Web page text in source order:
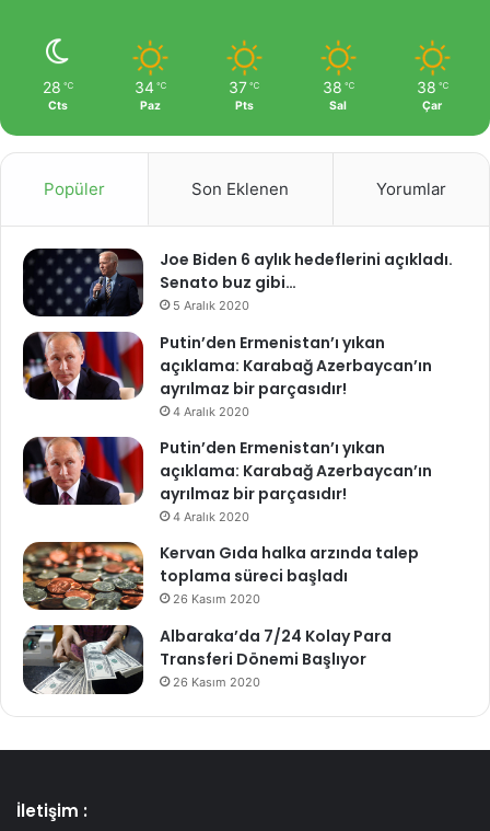
28 ℃
Cts
34 ℃
Paz
37 ℃
Pts
38 ℃
Sal
38 ℃
Çar
Popüler Son Eklenen Yorumlar
Joe Biden 6 aylık hedeflerini açıkladı.
Senato buz gibi…
5 Aralık 2020
Putin’den Ermenistan’ı yıkan
açıklama: Karabağ Azerbaycan’ın
ayrılmaz bir parçasıdır!
4 Aralık 2020
Putin’den Ermenistan’ı yıkan
açıklama: Karabağ Azerbaycan’ın
ayrılmaz bir parçasıdır!
4 Aralık 2020
Kervan Gıda halka arzında talep
toplama süreci başladı
26 Kasım 2020
Albaraka’da 7/24 Kolay Para
Transferi Dönemi Başlıyor
26 Kasım 2020
İletişim :